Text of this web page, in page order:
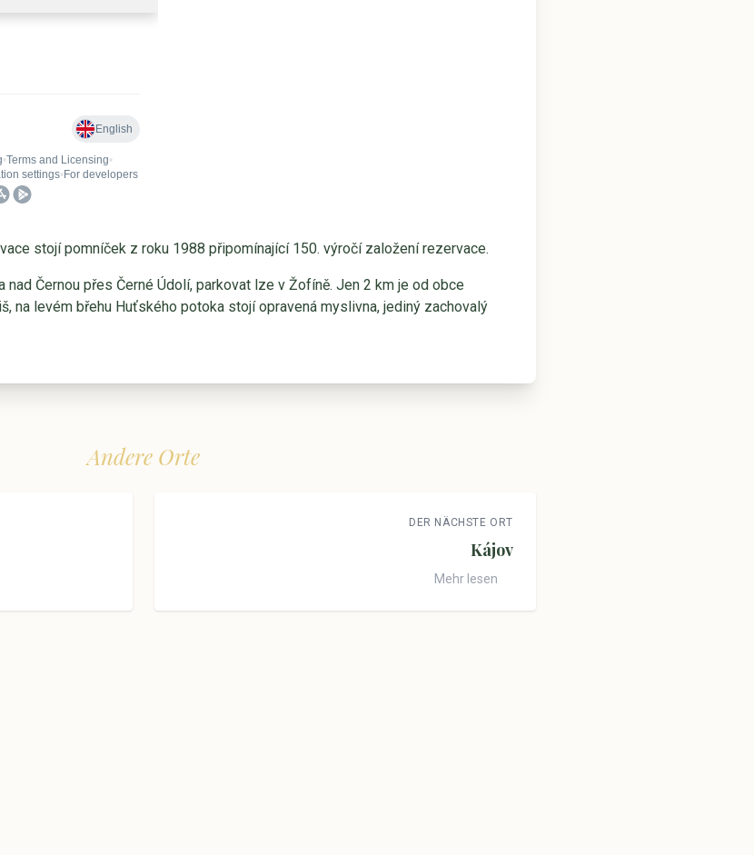
stojí pomníček z roku 1988 připomínající 150. výročí založení rezervace.
Černou přes Černé Údolí, parkovat lze v Žofíně. Jen 2 km je od obce
na levém břehu Huťského potoka stojí opravená myslivna, jediný zachovalý
Andere Orte
DER NÄCHSTE ORT
Kájov
Mehr lesen